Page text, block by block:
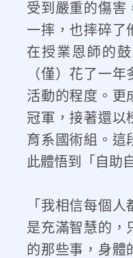
受到嚴重的傷害
一摔，也摔碎了
在授業恩師的
（僅）花了一
活動的程度。更
冠軍，接著還以
育系國術組。這
此體悟到「自助
「我相信每個
是充滿智慧的，
的那些事，身體